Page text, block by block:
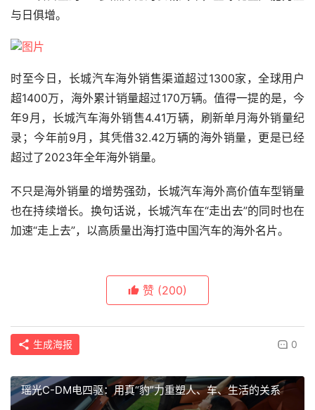
与日俱增。
时至今日，长城汽车海外销售渠道超过1300家，全球用户
超1400万，海外累计销量超过170万辆。值得一提的是，今
年9月，长城汽车海外销售4.41万辆，刷新单月海外销量纪
录；今年前9月，其凭借32.42万辆的海外销量，更是已经
超过了2023年全年海外销量。
不只是海外销量的增势强劲，长城汽车海外高价值车型销量
也在持续增长。换句话说，长城汽车在“走出去”的同时也在
加速“走上去”，以高质量出海打造中国汽车的海外名片。
赞 (200)
生成海报 0
瑶光C-DM电四驱：用真“豹”力重塑人、车、生活的关系